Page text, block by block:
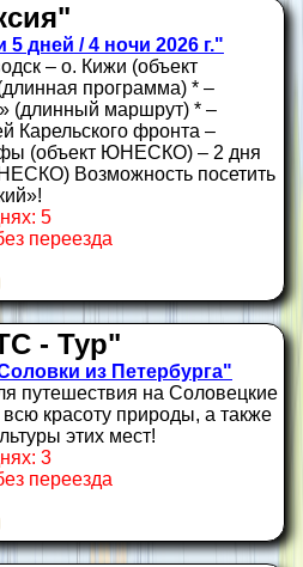
дней / 4 ночи 2026 г."
– о. Кижи (объект
программа) * –
(длинный маршрут) * –
Карельского фронта –
(объект ЮНЕСКО) – 2 дня
Возможность посетить
5
переезда
- Тур"
из Петербурга"
путешествия на Соловецкие
красоту природы, а также
этих мест!
3
переезда